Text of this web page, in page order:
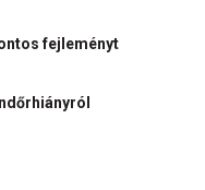
fejleményt